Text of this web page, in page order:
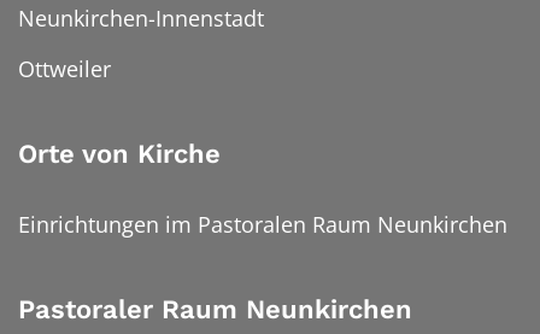
Neunkirchen-Innenstadt
Ottweiler
Orte von Kirche
Einrichtungen im Pastoralen Raum Neunkirchen
Pastoraler Raum Neunkirchen